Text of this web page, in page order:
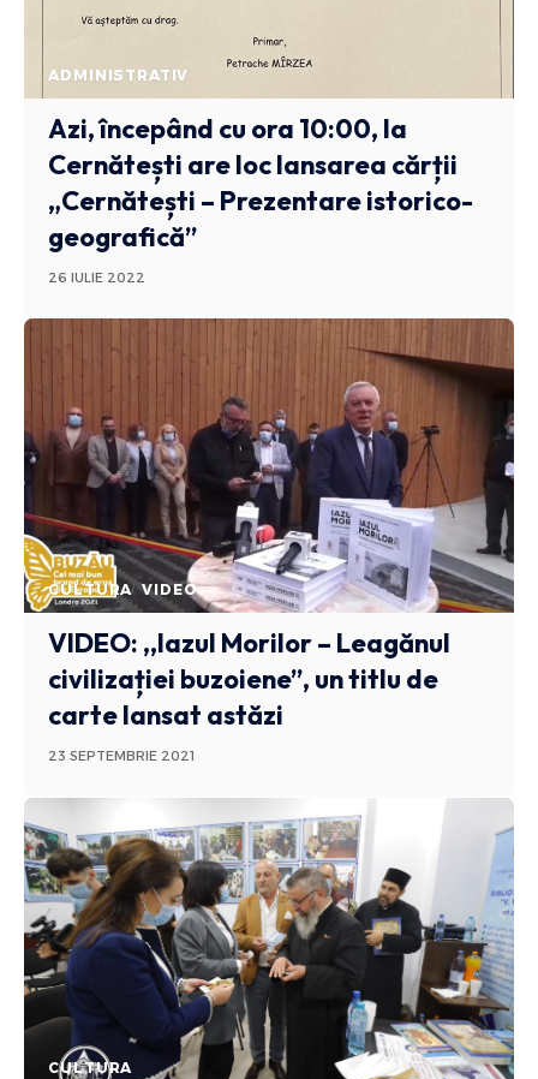
ADMINISTRATIV
Azi, începând cu ora 10:00, la
Cernătești are loc lansarea cărții
„Cernătești – Prezentare istorico-
geografică”
26 IULIE 2022
CULTURA VIDEO
VIDEO: ,,Iazul Morilor – Leagănul
civilizației buzoiene”, un titlu de
carte lansat astăzi
23 SEPTEMBRIE 2021
CULTURA